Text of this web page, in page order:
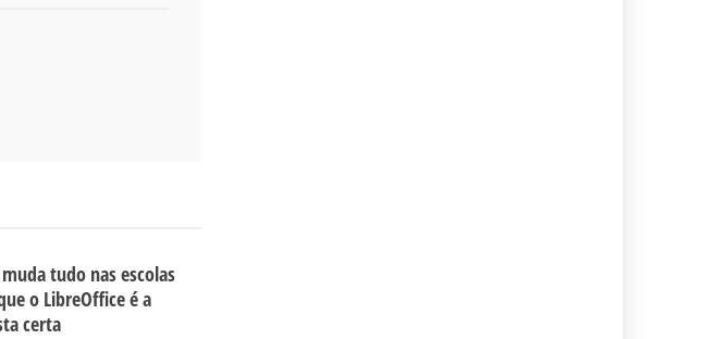
muda tudo nas escolas
o LibreOffice é a
certa